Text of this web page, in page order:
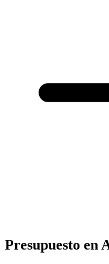
Presupuesto en